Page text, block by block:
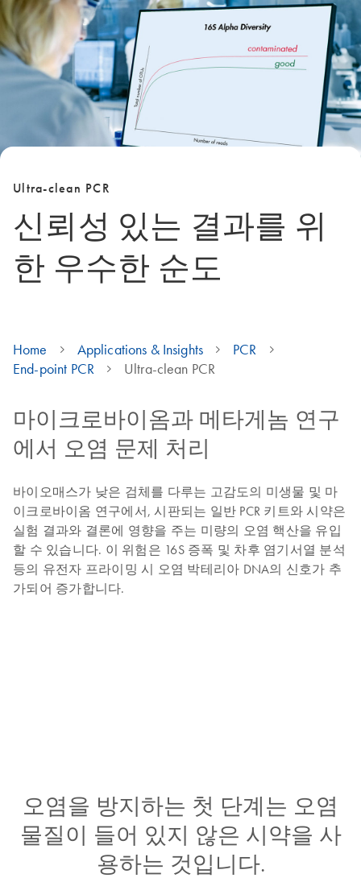
Ultra-clean PCR
신뢰성 있는 결과를 위
한 우수한 순도
Home Applications & Insights
PCR
End-point PCR
Ultra-clean PCR
마이크로바이옴과 메타게놈 연구
에서 오염 문제 처리
바이오매스가 낮은 검체를 다루는 고감도의 미생물 및 마
이크로바이옴 연구에서, 시판되는 일반 PCR 키트와 시약은
실험 결과와 결론에 영향을 주는 미량의 오염 핵산을 유입
할 수 있습니다. 이 위험은 16S 증폭 및 차후 염기서열 분석
등의 유전자 프라이밍 시 오염 박테리아 DNA의 신호가 추
가되어 증가합니다.
오염을 방지하는 첫 단계는 오염
물질이 들어 있지 않은 시약을 사
용하는 것입니다.